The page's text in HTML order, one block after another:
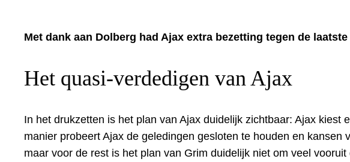
Met dank aan Dolberg had Ajax extra bezetting tegen de
Het quasi-verdedigen van Ajax
In het drukzetten is het plan van Ajax duidelijk zichtbaar: Ajax
manier probeert Ajax de geledingen gesloten te houden en
maar voor de rest is het plan van Grim duidelijk niet om veel